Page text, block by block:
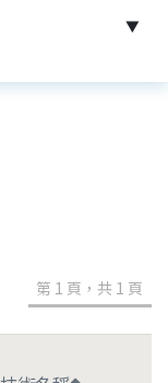
▼
第 1 頁，共 1 頁